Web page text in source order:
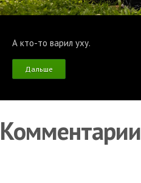
А кто-то варил уху.
Дальше
Комментарии